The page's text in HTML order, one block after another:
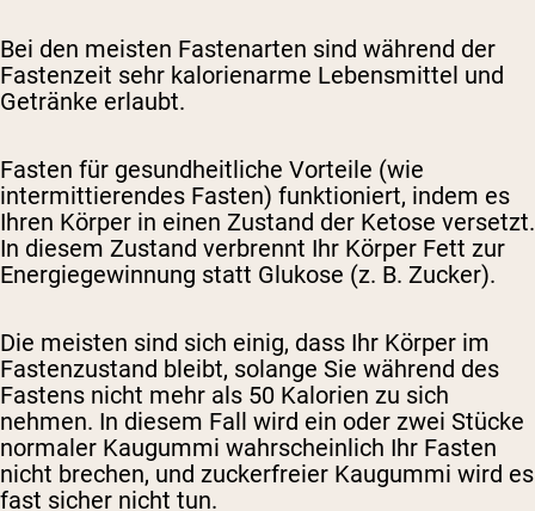
Bei den meisten Fastenarten sind während der
Fastenzeit sehr kalorienarme Lebensmittel und
Getränke erlaubt.
Fasten für gesundheitliche Vorteile (wie
intermittierendes Fasten) funktioniert, indem es
Ihren Körper in einen Zustand der Ketose versetzt.
In diesem Zustand verbrennt Ihr Körper Fett zur
Energiegewinnung statt Glukose (z. B. Zucker).
Die meisten sind sich einig, dass Ihr Körper im
Fastenzustand bleibt, solange Sie während des
Fastens nicht mehr als 50 Kalorien zu sich
nehmen. In diesem Fall wird ein oder zwei Stücke
normaler Kaugummi wahrscheinlich Ihr Fasten
nicht brechen, und zuckerfreier Kaugummi wird es
fast sicher nicht tun.